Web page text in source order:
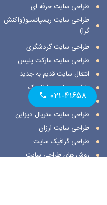
طراحی سایت حرفه ای
طراحی سایت ریسپانسیو(واکنش
گرا)
طراحی سایت گردشگری
طراحی سایت مارکت پلیس
انتقال سایت قدیم به جدید
طراحی سایت داینامیک
طراحی سایت استاتیک
طراحی سایت متریال دیزاین
طراحی سایت ارزان
طراحی گرافیک سایت
روش های طراحی سایت
۰۲۱-۴۱۶۵۸